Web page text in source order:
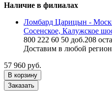
Наличие в филиалах
Ломбард Царицын -
Сосенское, Калужское
800 222 60 50 доб.208
Доставим в любой
57 960 руб.
В корзину
Заказать